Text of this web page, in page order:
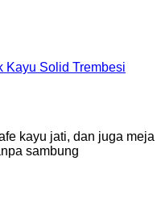
Kayu Solid Trembesi
kayu jati, dan juga meja
sambung